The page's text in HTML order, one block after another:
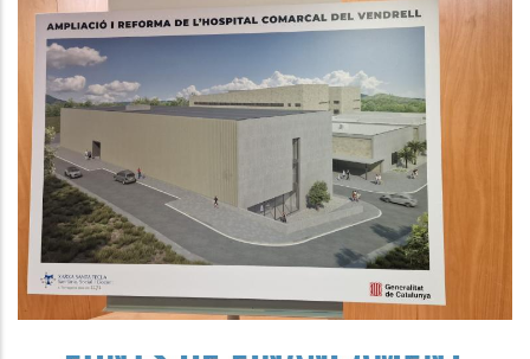
El Consell Comarcal Del Baix
Penedès Valora Molt Positivament
L’avanç De Les Obres D’ampliació
De L’Hospital Comarcal
Altres